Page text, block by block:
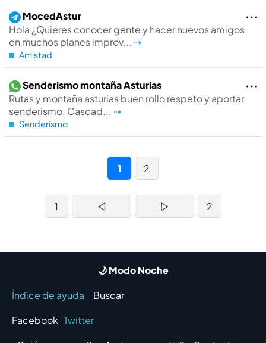
MocedAstur
Hola ¿Quieres conocer gente y hacer nuevos amigos
en muchos planes improv... ⇢
Amistad
Senderismo montaña Asturias
Rutas y montaña asturias buen rollo respeto y aportar
senderismo. Cascad... ⇢
Senderismo
1 2
1 ◁ ▷ 2
🌙 Modo Noche
Índice de ayuda
Buscar
Facebook Twitter